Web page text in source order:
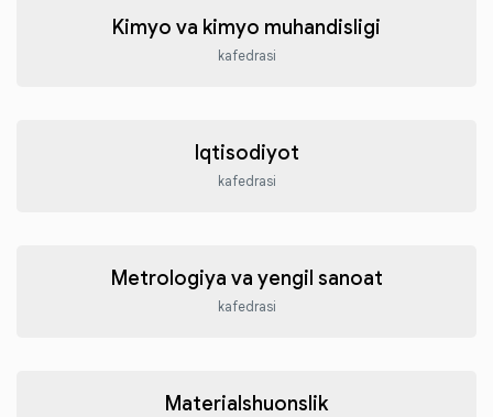
Kimyo va kimyo muhandisligi
kafedrasi
Iqtisodiyot
kafedrasi
Metrologiya va yengil sanoat
kafedrasi
Materialshuonslik